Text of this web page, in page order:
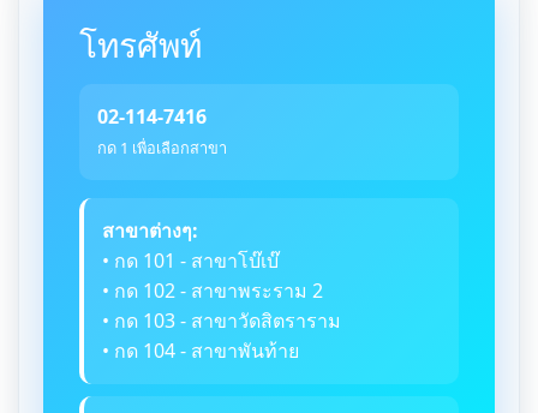
โทรศัพท์
02-114-7416
กด 1 เพื่อเลือกสาขา
สาขาต่างๆ:
• กด 101 - สาขาโบ๊เบ๊
• กด 102 - สาขาพระราม 2
• กด 103 - สาขาวัดสิตราราม
• กด 104 - สาขาพันท้าย